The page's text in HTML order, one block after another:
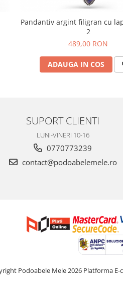
Pandantiv argint filigran cu
2
489,00 RON
ADAUGA IN COS
SUPORT CLIENTI
LUNI-VINERI 10-16
0770773239
contact@podoabelemele.ro
Podoabele Mele 2026 Platforma